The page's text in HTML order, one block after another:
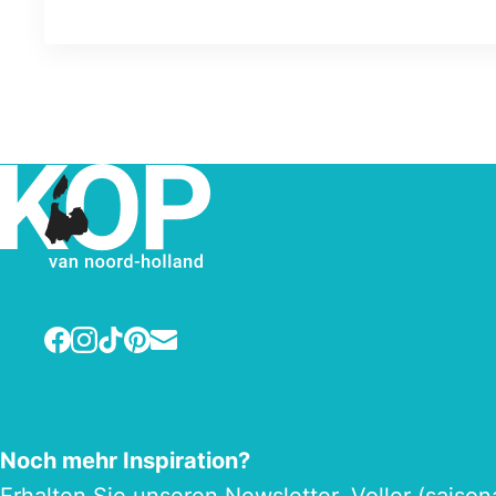
Facebook
Instagram
TikTok
Pinterest
E-mail
Noch mehr Inspiration?